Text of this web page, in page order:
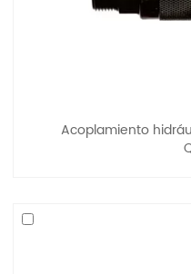
Acoplamiento